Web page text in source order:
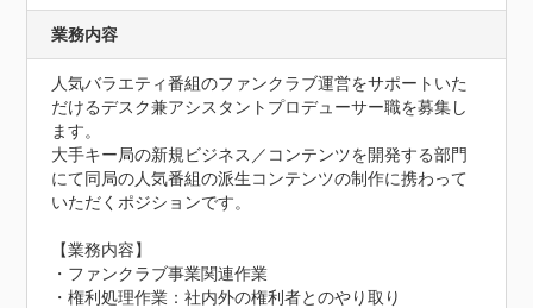
業務内容
人気バラエティ番組のファンクラブ運営をサポートいた
だけるデスク兼アシスタントプロデューサー職を募集し
ます。
大手キー局の新規ビジネス／コンテンツを開発する部門
にて同局の人気番組の派生コンテンツの制作に携わって
いただくポジションです。
【業務内容】
・ファンクラブ事業関連作業
・権利処理作業：社内外の権利者とのやり取り